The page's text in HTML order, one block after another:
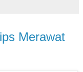
Merawat